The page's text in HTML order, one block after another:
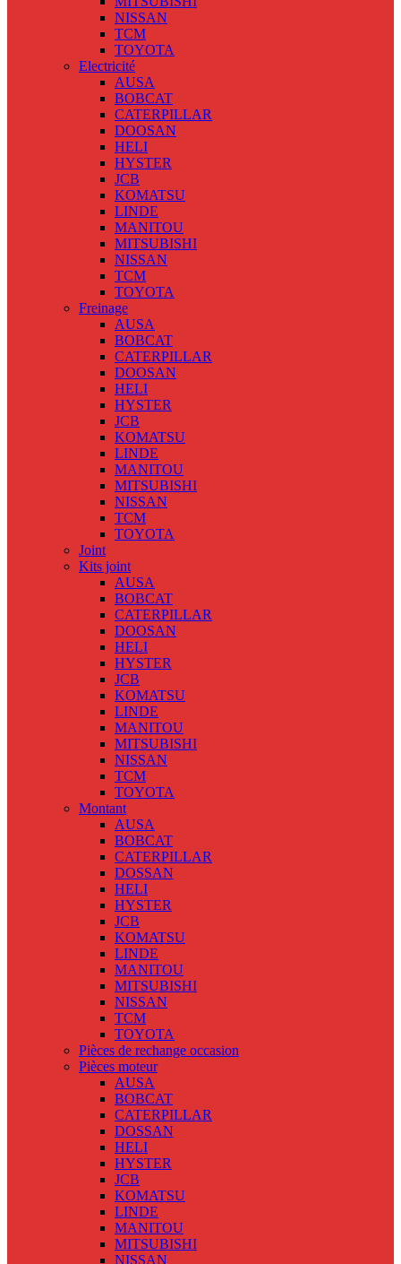
NISSAN
TCM
TOYOTA
Electricité
AUSA
BOBCAT
CATERPILLAR
DOOSAN
HELI
HYSTER
JCB
KOMATSU
LINDE
MANITOU
MITSUBISHI
NISSAN
TCM
TOYOTA
Freinage
AUSA
BOBCAT
CATERPILLAR
DOOSAN
HELI
HYSTER
JCB
KOMATSU
LINDE
MANITOU
MITSUBISHI
NISSAN
TCM
TOYOTA
Joint
Kits joint
AUSA
BOBCAT
CATERPILLAR
DOOSAN
HELI
HYSTER
JCB
KOMATSU
LINDE
MANITOU
MITSUBISHI
NISSAN
TCM
TOYOTA
Montant
AUSA
BOBCAT
CATERPILLAR
DOSSAN
HELI
HYSTER
JCB
KOMATSU
LINDE
MANITOU
MITSUBISHI
NISSAN
TCM
TOYOTA
Pièces de rechange occasion
Pièces moteur
AUSA
BOBCAT
CATERPILLAR
DOSSAN
HELI
HYSTER
JCB
KOMATSU
LINDE
MANITOU
MITSUBISHI
NISSAN